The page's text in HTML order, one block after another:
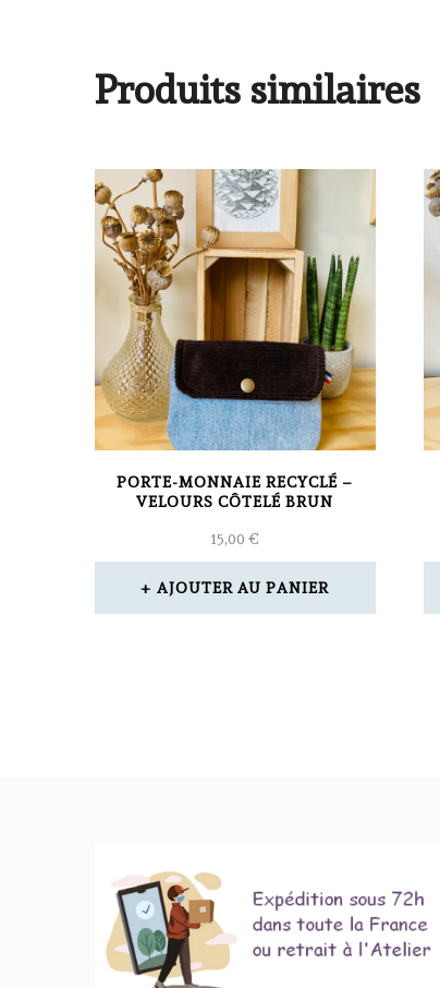
Produits similaires
PORTE-MONNAIE RECYCLÉ –
VELOURS CÔTELÉ BRUN
15,00€
AJOUTER AU PANIER